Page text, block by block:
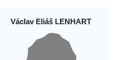
Václav Eliáš LENHART